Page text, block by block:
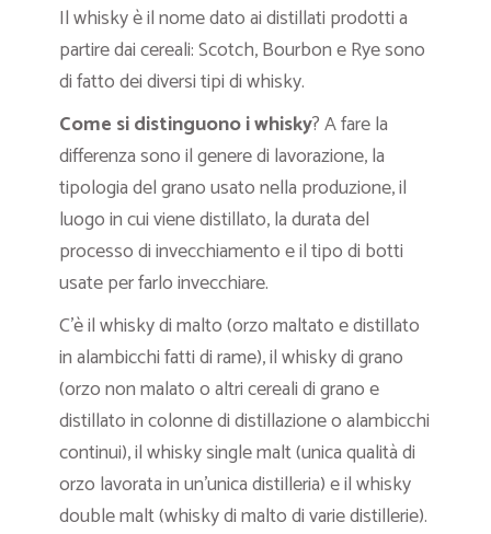
Il whisky è il nome dato ai distillati prodotti a
partire dai cereali: Scotch, Bourbon e Rye sono
di fatto dei diversi tipi di whisky.
Come si distinguono i whisky? A fare la
differenza sono il genere di lavorazione, la
tipologia del grano usato nella produzione, il
luogo in cui viene distillato, la durata del
processo di invecchiamento e il tipo di botti
usate per farlo invecchiare.
C’è il whisky di malto (orzo maltato e distillato
in alambicchi fatti di rame), il whisky di grano
(orzo non malato o altri cereali di grano e
distillato in colonne di distillazione o alambicchi
continui), il whisky single malt (unica qualità di
orzo lavorata in un’unica distilleria) e il whisky
double malt (whisky di malto di varie distillerie).